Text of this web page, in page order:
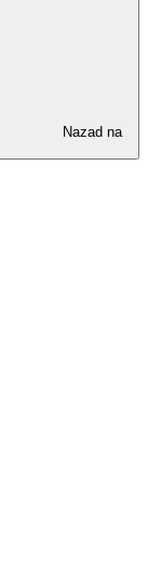
Nazad na